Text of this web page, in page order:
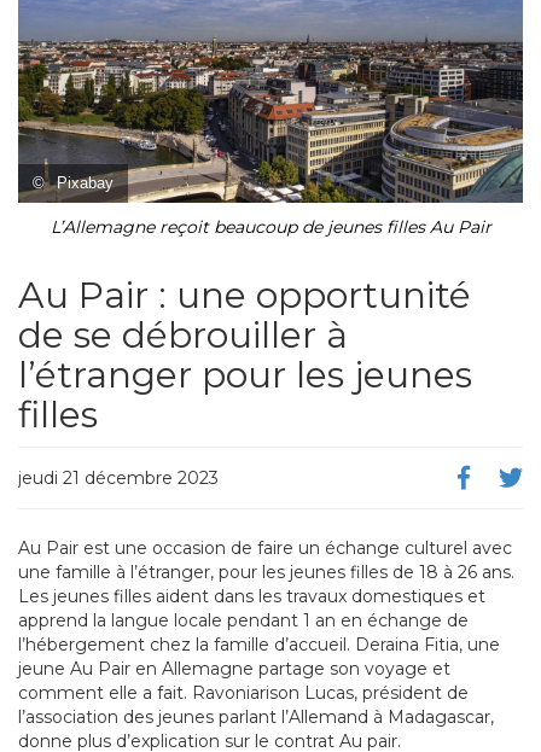
© Pixabay
L’Allemagne reçoit beaucoup de jeunes filles Au Pair
Au Pair : une opportunité
de se débrouiller à
l’étranger pour les jeunes
filles
jeudi 21 décembre 2023
Au Pair est une occasion de faire un échange culturel avec
une famille à l’étranger, pour les jeunes filles de 18 à 26 ans.
Les jeunes filles aident dans les travaux domestiques et
apprend la langue locale pendant 1 an en échange de
l’hébergement chez la famille d’accueil. Deraina Fitia, une
jeune Au Pair en Allemagne partage son voyage et
comment elle a fait. Ravoniarison Lucas, président de
l’association des jeunes parlant l’Allemand à Madagascar,
donne plus d’explication sur le contrat Au pair.